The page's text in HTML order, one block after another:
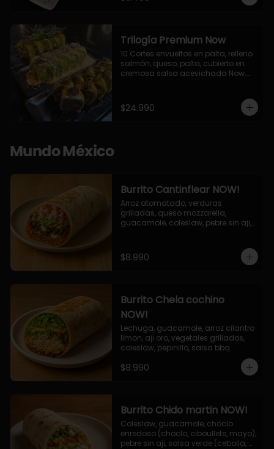
Trilogía Premium Now
10 Cortes envueltos en palta, relleno
salmón, queso, palta, cubierto en
cremosa salsa acevichada Now.
palta, cubierto con topping de
chimichurri de la casa flambeado.
$24.990
Mundo México
Burrito Cantinflear NOW!
Arroz atomatado, verduras
grilladas, queso mozzarella,
guacamole, coleslaw, pebre sin aji,
$8.990
Burrito Chela cochino
NOW!
Lechuga, guacamole, arroz cilantro
limon, aji oro, vegetales grillados,
coleslaw, pepinillo, salsa bbq
$8.990
Burrito Chido martin NOW!
Coleslaw, guacamole, choclo
enredoso (choclo, ciboullete, mayo),
pebre sin aji, salsa verde (cebolla,